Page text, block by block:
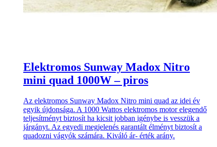
Elektromos Sunway Madox Nitro
mini quad 1000W – piros
Az elektromos Sunway Madox Nitro mini quad az idei év
egyik újdonsága. A 1000 Wattos elektromos motor elegendő
teljesítményt biztosít ha kicsit jobban igénybe is vesszük a
járgányt. Az egyedi megjelenés garantált élményt biztosít a
quadozni vágyók számára. Kiváló ár- érték arány.